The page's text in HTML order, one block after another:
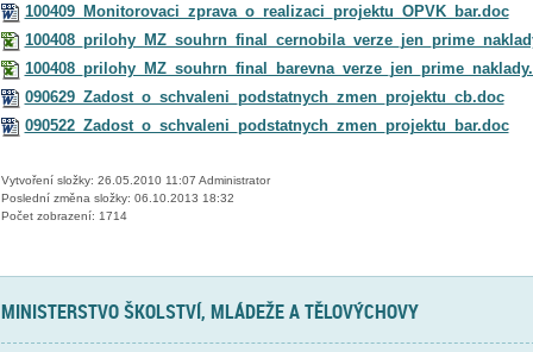
100409_Monitorovaci_zprava_o_realizaci_projektu_OPVK_bar.doc
090629_Zadost_o_schvaleni_podstatnych_zmen_projektu_cb.doc
090522_Zadost_o_schvaleni_podstatnych_zmen_projektu_bar.doc
Vytvoření složky: 26.05.2010 11:07 Administrator
Poslední změna složky: 06.10.2013 18:32
Počet zobrazení: 1714
MINISTERSTVO ŠKOLSTVÍ, MLÁDEŽE A TĚLOVÝCHOVY